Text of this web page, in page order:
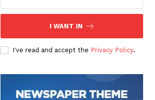
I WANT IN
I've read and accept the Privacy Policy.